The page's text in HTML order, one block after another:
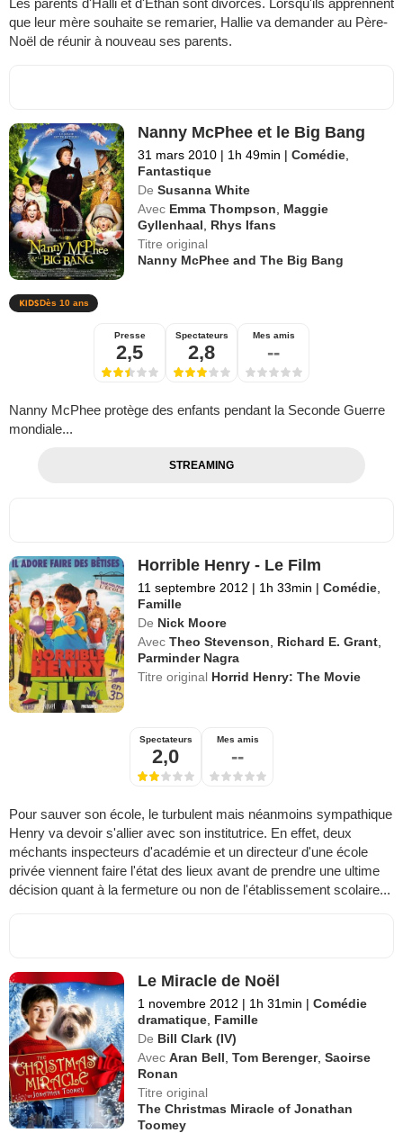
que leur mère souhaite se remarier, Hallie va demander au Père-
Noël de réunir à nouveau ses parents.
Nanny McPhee et le Big Bang
31 mars 2010 | 1h 49min | Comédie
Fantastique
De Susanna White
Avec Emma Thompson
Maggie
Gyllenhaal
Rhys Ifans
Titre original
Nanny McPhee and The Big Bang
Dès 10 ans
Presse
2,5
Spectateurs
2,8
Mes amis
--
Nanny McPhee protège des enfants pendant la Seconde Guerre
mondiale...
STREAMING
Horrible Henry - Le Film
11 septembre 2012 | 1h 33min | Comédie
Famille
De Nick Moore
Avec Theo Stevenson Richard E. Grant
Parminder Nagra
Titre original Horrid Henry: The Movie
Spectateurs
2,0
Mes amis
--
Pour sauver son école, le turbulent mais néanmoins sympathique
Henry va devoir s'allier avec son institutrice. En effet, deux
méchants inspecteurs d'académie et un directeur d'une école
privée viennent faire l'état des lieux avant de prendre une ultime
décision quant à la fermeture ou non de l'établissement scolaire...
Le Miracle de Noël
1 novembre 2012 | 1h 31min | Comédie
dramatique Famille
De Bill Clark (IV)
Avec Aran Bell ,Tom Berenger,Saoirse
Ronan
Titre original
The Christmas Miracle of Jonathan
Toomey